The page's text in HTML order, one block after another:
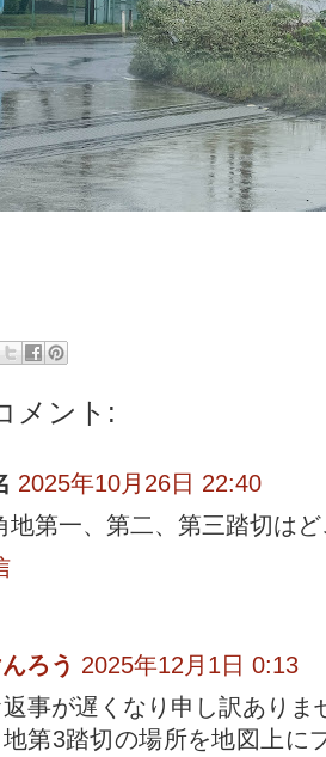
メント:
2025年10月26日 22:40
地第一、第二、第三踏切は
ろう 2025年12月1日 0:13
返事が遅くなり申し訳あり
第3踏切の場所を地図上に